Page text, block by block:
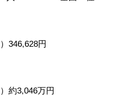
346,628円
約3,046万円